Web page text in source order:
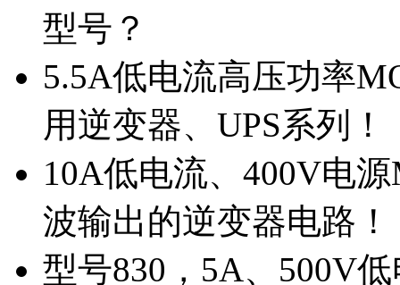
型号？
5.5A低电流高压功率
用逆变器、UPS系列！
10A低电流、400V电
波输出的逆变器电路！
型号830，5A、500V